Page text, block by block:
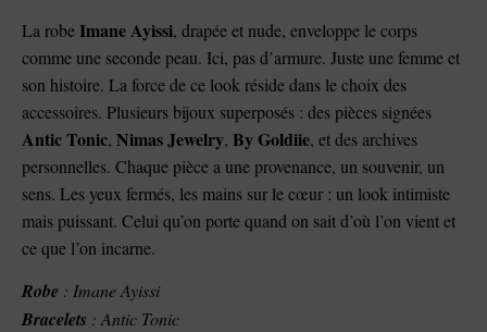
La robeImane Ayissi, drapée et nude, enveloppe le corps
comme une seconde peau. Ici, pas d’armure. Juste une femme et
son histoire. La force de ce look réside dans le choix des
accessoires. Plusieurs bijoux superposés : des pièces signées
Antic Tonic, Nimas Jewelry, By Goldiie, et des archives
personnelles. Chaque pièce a une provenance, un souvenir, un
sens. Les yeux fermés, les mains sur le cœur : un look intimiste
mais puissant. Celui qu’on porte quand on sait d’où l’on vient et
ce que l’on incarne.
Robe : Imane Ayissi
Bracelets : Antic Tonic